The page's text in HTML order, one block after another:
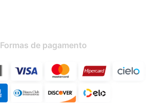
Formas de pagamento